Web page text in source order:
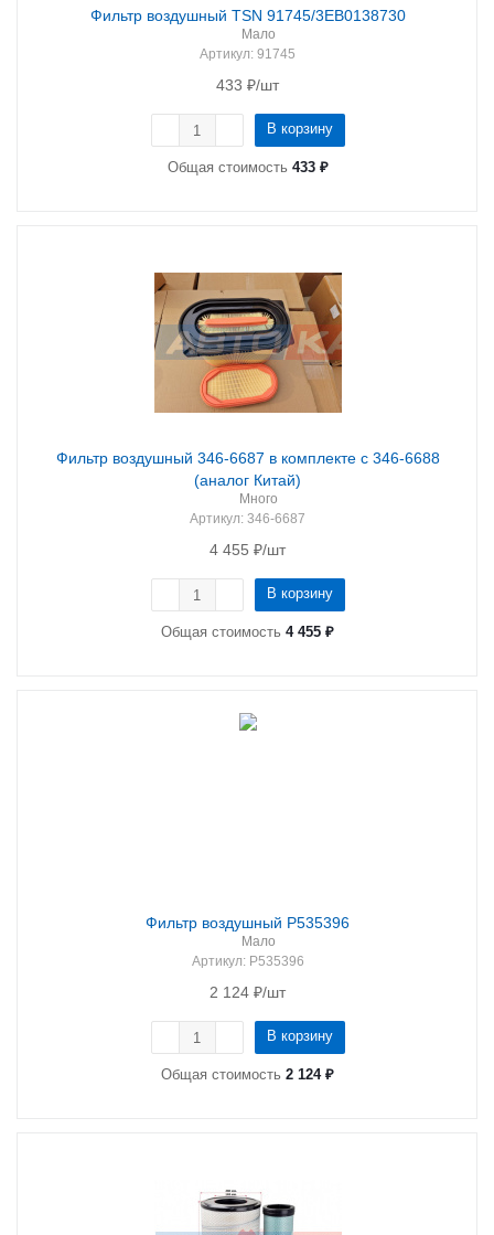
Фильтр воздушный TSN 91745/3EB0138730
Мало
Артикул: 91745
433 ₽/шт
В корзину
Общая стоимость 433 ₽
Фильтр воздушный 346-6687 в комплекте с 346-6688
(аналог Китай)
Много
Артикул: 346-6687
4 455 ₽/шт
В корзину
Общая стоимость 4 455 ₽
Фильтр воздушный P535396
Мало
Артикул: P535396
2 124 ₽/шт
В корзину
Общая стоимость 2 124 ₽